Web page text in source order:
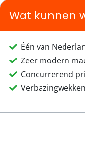
Wat kunnen
Één van
Zeer modern
Concurrerend